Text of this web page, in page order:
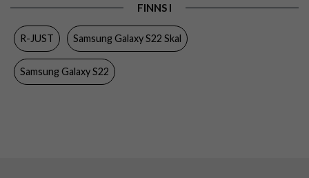
Inbyggt skärmskydd, Stöttålig
Färg
Varumärke
FINNS I
R-JUST Samsung Galaxy S22 Skal
Samsung Galaxy S22